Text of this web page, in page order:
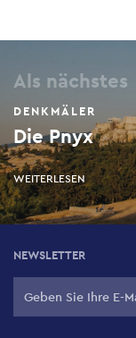
Als nächstes
DENKMÄLER
Die Pnyx
WEITERLESEN
NEWSLETTER